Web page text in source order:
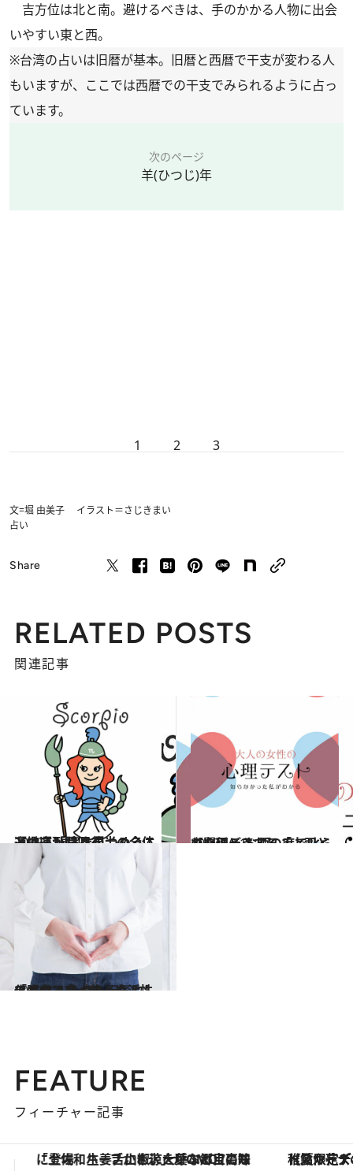
吉方位は北と南。避けるべきは、手のかかる人物に出会
いやすい東と西。
※台湾の占いは旧暦が基本。旧暦と西暦で干支が変わる人
もいますが、ここでは西暦での干支でみられるように占っ
ています。
次のページ
羊(ひつじ)年
1 2 3
文=堀 由美子 イラスト＝さじきまい
占い
Share
RELATED POSTS
関連記事
2019.11.13
【蠍座】11月後半の全体運は？ 現実を見つめることで運が開ける
占い 2019.10.16
【心理テスト】「上司との関係」 お酒の席で叱られたらどうする？
占い
2019.7.23
「腸内フローラ」を活性化させて 心身を元気にしてくれる食べ物とは？
ライフスタイル
FEATURE
フィーチャー記事
【夏限定ディナーコース】旬を迎える稚鮎や花ズッキーニなどをイタリア・トスカーナの郷土料理の手法で満喫！ 【銀座で出合う最旬美容】美髪ケアや上質